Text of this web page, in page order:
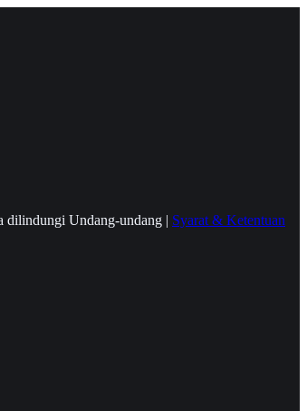
dilindungi Undang-undang | Syarat & Ketentuan